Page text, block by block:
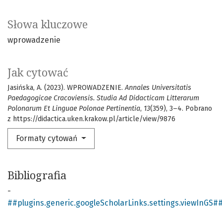
Słowa kluczowe
wprowadzenie
Jak cytować
Jasińska, A. (2023). WPROWADZENIE.Annales Universitatis
Paedagogicae Cracoviensis. Studia Ad Didacticam Litterarum
Polonarum Et Linguae Polonae Pertinentia, 13(359), 3–4. Pobrano
z https://didactica.uken.krakow.pl/article/view/9876
Formaty cytowań
Bibliografia
-